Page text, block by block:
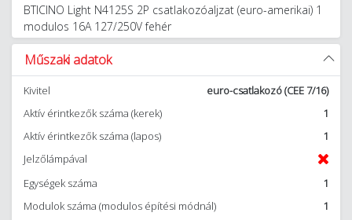
BTICINO Light N4125S 2P csatlakozóaljzat (euro-amerikai) 1
modulos 16A 127/250V fehér
Műszaki adatok
Kivitel
euro-csatlakozó (CEE 7/16)
Aktív érintkezők száma (kerek)
1
Aktív érintkezők száma (lapos)
1
Jelzőlámpával
Egységek száma
1
Modulok száma (modulos építési módnál)
1